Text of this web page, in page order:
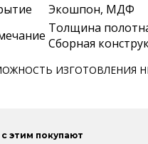
Экошпон, МДФ
Толщина
Сборная
ИЗГОТОВЛЕНИЯ
этим покупают